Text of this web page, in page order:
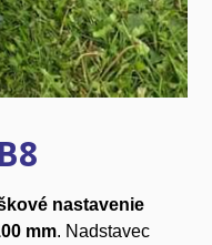
nastavenie
mm. Nadstavec